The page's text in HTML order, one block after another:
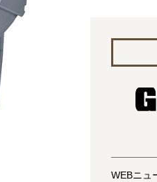
WEBニュ